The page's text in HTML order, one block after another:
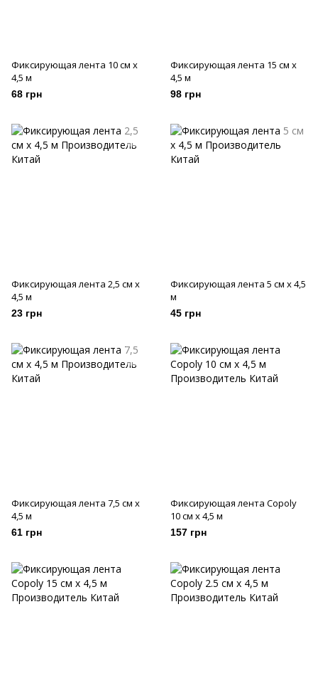
Фиксирующая лента 10 см х
4,5 м
68 грн
Фиксирующая лента 15 см х
4,5 м
98 грн
Фиксирующая лента 2,5 см х
4,5 м
23 грн
Фиксирующая лента 5 см х 4,5
м
45 грн
Фиксирующая лента 7,5 см х
4,5 м
61 грн
Фиксирующая лента Copoly
10 см х 4,5 м
157 грн